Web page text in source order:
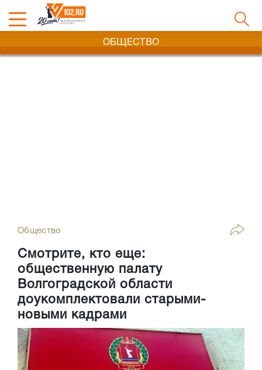
ОБЩЕСТВО
Общество
Смотрите, кто еще:
общественную палату
Волгоградской области
доукомплектовали старыми-
новыми кадрами